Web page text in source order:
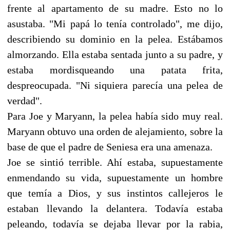
frente al apartamento de su madre. Esto no lo
asustaba. "Mi papá lo tenía controlado", me dijo,
describiendo su dominio en la pelea. Estábamos
almorzando. Ella estaba sentada junto a su padre, y
estaba mordisqueando una patata frita,
despreocupada. "Ni siquiera parecía una pelea de
verdad".
Para Joe y Maryann, la pelea había sido muy real.
Maryann obtuvo una orden de alejamiento, sobre la
base de que el padre de Seniesa era una amenaza.
Joe se sintió terrible. Ahí estaba, supuestamente
enmendando su vida, supuestamente un hombre
que temía a Dios, y sus instintos callejeros le
estaban llevando la delantera. Todavía estaba
peleando, todavía se dejaba llevar por la rabia,